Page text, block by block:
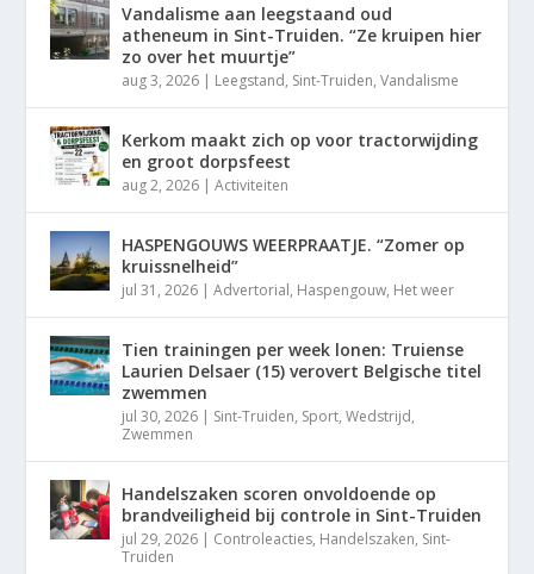
Vandalisme aan leegstaand oud
atheneum in Sint-Truiden. “Ze kruipen hier
zo over het muurtje”
aug 3, 2026 | Leegstand, Sint-Truiden,Vandalisme
Kerkom maakt zich op voor tractorwijding
en groot dorpsfeest
aug 2, 2026 |Activiteiten
HASPENGOUWS WEERPRAATJE. “Zomer op
kruissnelheid”
jul 31, 2026 |Advertorial, Haspengouw, Het weer
Tien trainingen per week lonen: Truiense
Laurien Delsaer (15) verovert Belgische titel
zwemmen
jul 30, 2026 | Sint-Truiden, Sport,Wedstrijd,
Zwemmen
Handelszaken scoren onvoldoende op
brandveiligheid bij controle in Sint-Truiden
jul 29, 2026 | Controleacties, Handelszaken, Sint-
Truiden